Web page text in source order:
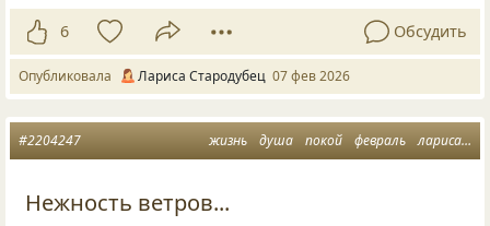
6 Обсудить
Опубликовала Лариса Стародубец 07 фев 2026
жизнь душа покой февраль лариса стародубец
#2204247
Нежность ветров...